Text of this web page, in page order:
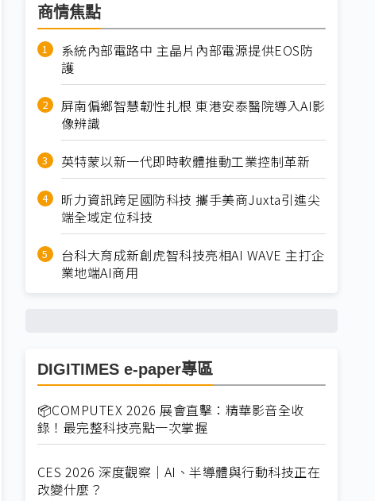
商情焦點
系統內部電路中 主晶片內部電源提供EOS防
護
屏南偏鄉智慧韌性扎根 東港安泰醫院導入AI影
像辨識
英特蒙以新一代即時軟體推動工業控制革新
昕力資訊跨足國防科技 攜手美商Juxta引進尖
端全域定位科技
台科大育成新創虎智科技亮相AI WAVE 主打企
業地端AI商用
DIGITIMES e-paper專區
📦COMPUTEX 2026 展會直擊：精華影音全收
錄！最完整科技亮點一次掌握
CES 2026 深度觀察｜AI、半導體與行動科技正在
改變什麼？